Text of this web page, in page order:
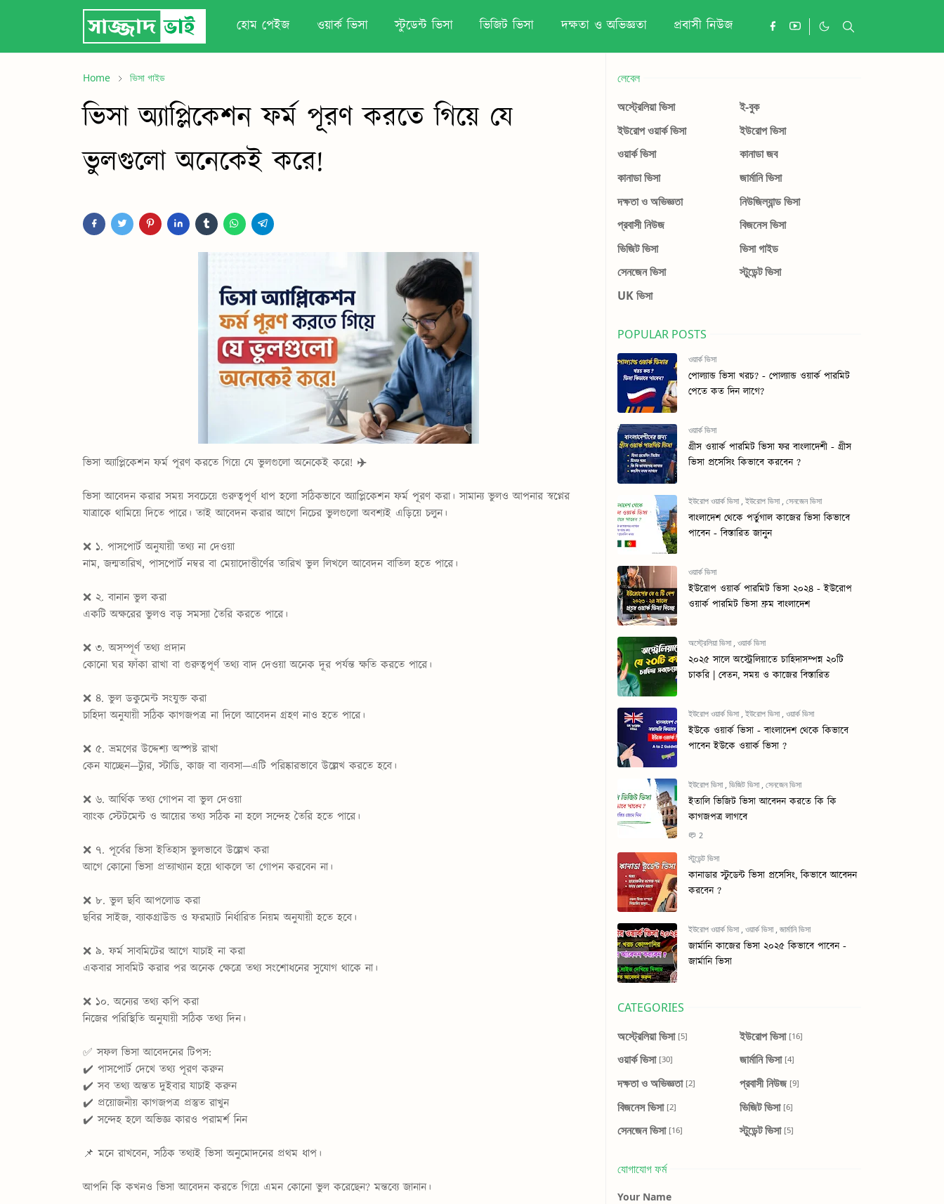
হোম পেইজ ওয়ার্ক ভিসা স্টুডেন্ট ভিসা ভিজিট ভিসা দক্ষতা ও অভিজ্ঞতা প্রবাসী নিউজ
Home ভিসা গাইড
ভিসা অ্যাপ্লিকেশন ফর্ম পূরণ করতে গিয়ে যে
ভুলগুলো অনেকেই করে!
ভিসা অ্যাপ্লিকেশন ফর্ম পূরণ করতে গিয়ে যে ভুলগুলো অনেকেই করে! ✈️
ভিসা আবেদন করার সময় সবচেয়ে গুরুত্বপূর্ণ ধাপ হলো সঠিকভাবে অ্যাপ্লিকেশন ফর্ম পূরণ করা। সামান্য ভুলও আপনার স্বপ্নের
যাত্রাকে থামিয়ে দিতে পারে। তাই আবেদন করার আগে নিচের ভুলগুলো অবশ্যই এড়িয়ে চলুন।
❌ ১. পাসপোর্ট অনুযায়ী তথ্য না দেওয়া
নাম, জন্মতারিখ, পাসপোর্ট নম্বর বা মেয়াদোত্তীর্ণের তারিখ ভুল লিখলে আবেদন বাতিল হতে পারে।
❌ ২. বানান ভুল করা
একটি অক্ষরের ভুলও বড় সমস্যা তৈরি করতে পারে।
❌ ৩. অসম্পূর্ণ তথ্য প্রদান
কোনো ঘর ফাঁকা রাখা বা গুরুত্বপূর্ণ তথ্য বাদ দেওয়া অনেক দূর পর্যন্ত ক্ষতি করতে পারে।
❌ ৪. ভুল ডকুমেন্ট সংযুক্ত করা
চাহিদা অনুযায়ী সঠিক কাগজপত্র না দিলে আবেদন গ্রহণ নাও হতে পারে।
❌ ৫. ভ্রমণের উদ্দেশ্য অস্পষ্ট রাখা
কেন যাচ্ছেন—ট্যুর, স্টাডি, কাজ বা ব্যবসা—এটি পরিষ্কারভাবে উল্লেখ করতে হবে।
❌ ৬. আর্থিক তথ্য গোপন বা ভুল দেওয়া
ব্যাংক স্টেটমেন্ট ও আয়ের তথ্য সঠিক না হলে সন্দেহ তৈরি হতে পারে।
❌ ৭. পূর্বের ভিসা ইতিহাস ভুলভাবে উল্লেখ করা
আগে কোনো ভিসা প্রত্যাখ্যান হয়ে থাকলে তা গোপন করবেন না।
❌ ৮. ভুল ছবি আপলোড করা
ছবির সাইজ, ব্যাকগ্রাউন্ড ও ফরম্যাট নির্ধারিত নিয়ম অনুযায়ী হতে হবে।
❌ ৯. ফর্ম সাবমিটের আগে যাচাই না করা
একবার সাবমিট করার পর অনেক ক্ষেত্রে তথ্য সংশোধনের সুযোগ থাকে না।
❌ ১০. অন্যের তথ্য কপি করা
নিজের পরিস্থিতি অনুযায়ী সঠিক তথ্য দিন।
✅ সফল ভিসা আবেদনের টিপস:
✔️ পাসপোর্ট দেখে তথ্য পূরণ করুন
✔️ সব তথ্য অন্তত দুইবার যাচাই করুন
✔️ প্রয়োজনীয় কাগজপত্র প্রস্তুত রাখুন
✔️ সন্দেহ হলে অভিজ্ঞ কারও পরামর্শ নিন
📌 মনে রাখবেন, সঠিক তথ্যই ভিসা অনুমোদনের প্রথম ধাপ।
আপনি কি কখনও ভিসা আবেদন করতে গিয়ে এমন কোনো ভুল করেছেন? মন্তব্যে জানান।
লেবেল
অস্ট্রেলিয়া ভিসা
ই-বুক
ইউরোপ ওয়ার্ক ভিসা
ইউরোপ ভিসা
ওয়ার্ক ভিসা
কানাডা জব
কানাডা ভিসা
জার্মানি ভিসা
দক্ষতা ও অভিজ্ঞতা
নিউজিল্যান্ড ভিসা
প্রবাসী নিউজ
বিজনেস ভিসা
ভিজিট ভিসা
ভিসা গাইড
সেনজেন ভিসা
স্টুডেন্ট ভিসা
UK ভিসা
POPULAR POSTS
ওয়ার্ক ভিসা
পোল্যান্ড ভিসা খরচ? - পোল্যান্ড ওয়ার্ক পারমিট
পেতে কত দিন লাগে?
ওয়ার্ক ভিসা
গ্রীস ওয়ার্ক পারমিট ভিসা ফর বাংলাদেশী - গ্রীস
ভিসা প্রসেসিং কিভাবে করবেন ?
ইউরোপ ওয়ার্ক ভিসা,ইউরোপ ভিসা,সেনজেন ভিসা
বাংলাদেশ থেকে পর্তুগাল কাজের ভিসা কিভাবে
পাবেন - বিস্তারিত জানুন
ওয়ার্ক ভিসা
ইউরোপ ওয়ার্ক পারমিট ভিসা ২০২৪ - ইউরোপ
ওয়ার্ক পারমিট ভিসা ফ্রম বাংলাদেশ
অস্ট্রেলিয়া ভিসা,ওয়ার্ক ভিসা
২০২৫ সালে অস্ট্রেলিয়াতে চাহিদাসম্পন্ন ২০টি
চাকরি | বেতন, সময় ও কাজের বিস্তারিত
ইউরোপ ওয়ার্ক ভিসা,ইউরোপ ভিসা,ওয়ার্ক ভিসা
ইউকে ওয়ার্ক ভিসা - বাংলাদেশ থেকে কিভাবে
পাবেন ইউকে ওয়ার্ক ভিসা ?
ইউরোপ ভিসা,ভিজিট ভিসা,সেনজেন ভিসা
ইতালি ভিজিট ভিসা আবেদন করতে কি কি
কাগজপত্র লাগবে
2
স্টুডেন্ট ভিসা
কানাডার স্টুডেন্ট ভিসা প্রসেসিং, কিভাবে আবেদন
করবেন ?
ইউরোপ ওয়ার্ক ভিসা,ওয়ার্ক ভিসা,জার্মানি ভিসা
জার্মানি কাজের ভিসা ২০২৫ কিভাবে পাবেন -
জার্মানি ভিসা
CATEGORIES
অস্ট্রেলিয়া ভিসা [5] ইউরোপ ভিসা [16]
ওয়ার্ক ভিসা [30] জার্মানি ভিসা [4]
দক্ষতা ও অভিজ্ঞতা [2] প্রবাসী নিউজ [9]
বিজনেস ভিসা [2] ভিজিট ভিসা [6]
সেনজেন ভিসা [16] স্টুডেন্ট ভিসা [5]
যোগাযোগ ফর্ম
Your Name